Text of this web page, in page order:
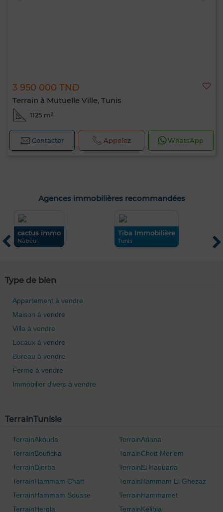
3 950 000 TND
Terrain à Mutuelle Ville, Tunis
1125 m²
Contacter Appelez WhatsApp
Agences immobilières recommandées
cactus immo
Nabeul
Tiba Immobilière
Tunis
Type de bien
Appartement à vendre
Maison à vendre
Villa à vendre
Locaux à vendre
Bureau à vendre
Ferme à vendre
Immobilier divers à vendre
TerrainTunisie
TerrainAkouda
TerrainAriana
TerrainBouficha
TerrainChott Meriem
TerrainDjerba
TerrainEl Haouaria
TerrainHammam Chatt
TerrainHammam El Ghezaz
TerrainHammam Sousse
TerrainHammamet
TerrainHergla
TerrainKélibia